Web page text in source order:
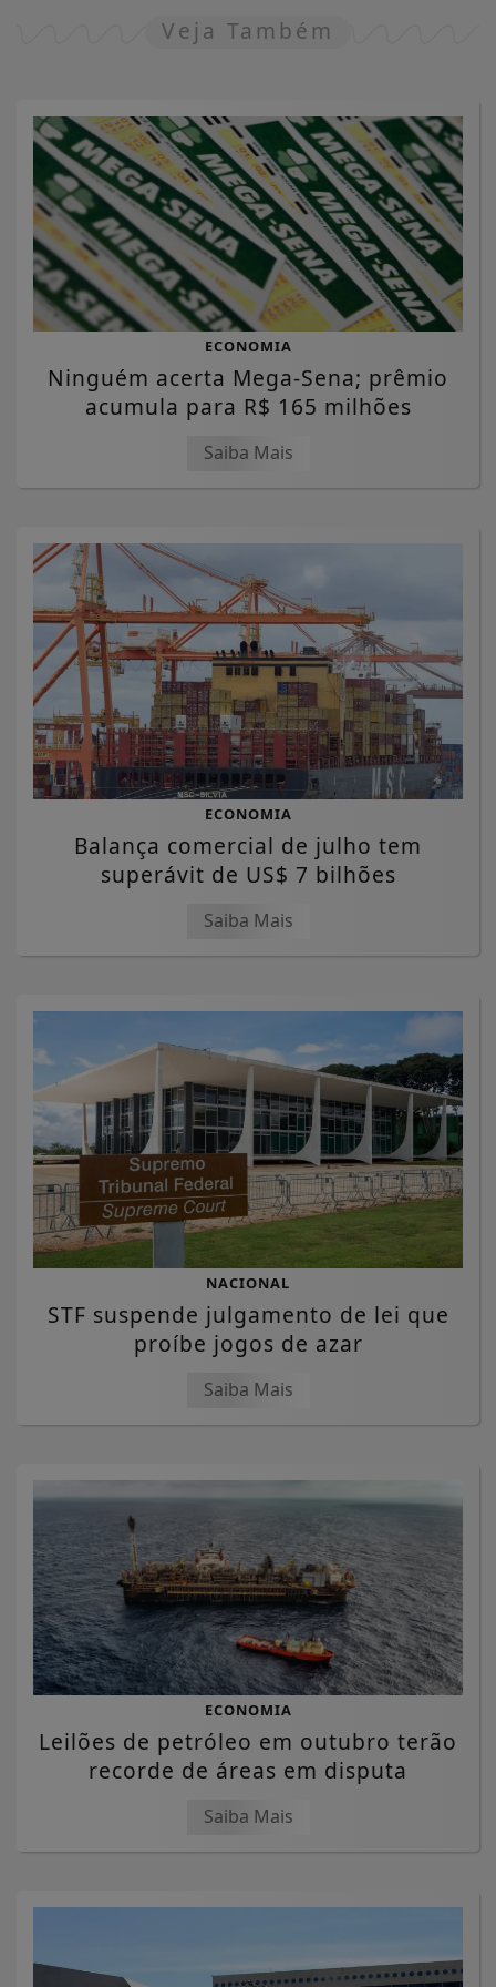
Veja Também
ECONOMIA
Ninguém acerta Mega-Sena; prêmio
acumula para R$ 165 milhões
Saiba Mais
ECONOMIA
Balança comercial de julho tem
superávit de US$ 7 bilhões
Saiba Mais
NACIONAL
STF suspende julgamento de lei que
proíbe jogos de azar
Saiba Mais
ECONOMIA
Leilões de petróleo em outubro terão
recorde de áreas em disputa
Saiba Mais